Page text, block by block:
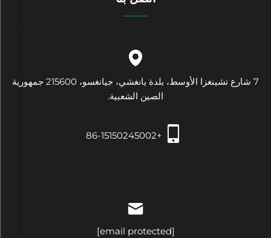
7 شارع تشينغزا الأوسط، بلدة يانغشي، جيانغسو، 215600 جمهورية
الصين الشعبية.
+86-15150245002
[email protected]